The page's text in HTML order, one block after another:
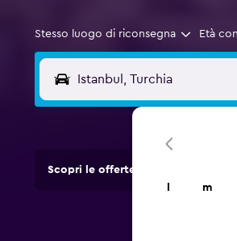
Stesso luogo di riconsegna Età
Scopri le offerte di agenzie di
m